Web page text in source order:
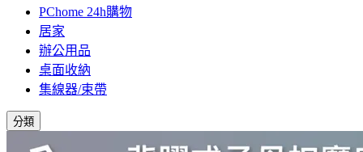
PChome 24h購物
居家
辦公用品
桌面收納
集線器/束帶
分類